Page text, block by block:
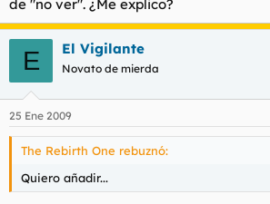
de "no ver". ¿Me explico?
E El Vigilante
Novato de mierda
25 Ene 2009
The Rebirth One rebuznó:
Quiero añadir...